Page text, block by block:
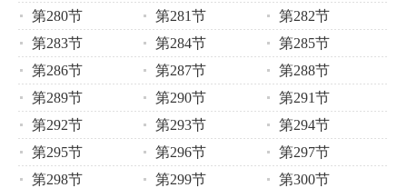
第280节
第281节
第282节
第283节
第284节
第285节
第286节
第287节
第288节
第289节
第290节
第291节
第292节
第293节
第294节
第295节
第296节
第297节
第298节
第299节
第300节